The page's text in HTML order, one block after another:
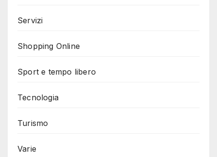
Servizi
Shopping Online
Sport e tempo libero
Tecnologia
Turismo
Varie